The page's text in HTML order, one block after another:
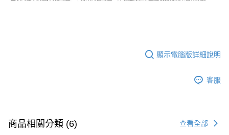
顯示電腦版詳細說明
客服
商品相關分類 (6) 查看全部